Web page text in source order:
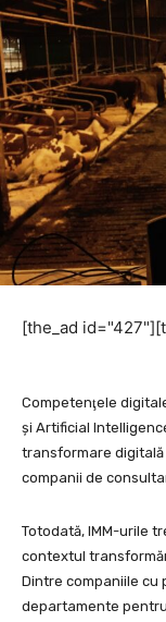
[the_ad
Competenţele
şi Artificial
transformare digitală
companii de
Totodată, IMM-urile
contextul
Dintre companiile cu
departamente